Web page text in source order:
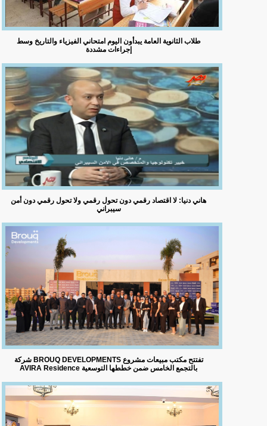
طلاب الثانوية العامة يبدأون اليوم امتحاني الفيزياء والتاريخ وسط
إجراءات مشددة
هاني دنيا: لا اقتصاد رقمي دون تحول رقمي ولا تحول رقمي دون أمن
سيبراني
شركة BROUQ DEVELOPMENTS تفتتح مكتب مبيعات مشروع
AVIRA Residence بالتجمع الخامس ضمن خططها التوسعية